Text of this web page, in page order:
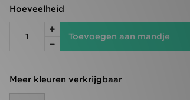
Hoeveelheid
Toevoegen aan mandje
Meer kleuren verkrijgbaar